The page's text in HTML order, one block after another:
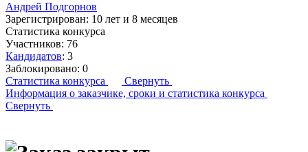
Андрей Подгорнов
Зарегистрирован: 10 лет и 8 месяцев
Статистика конкурса
Участников: 76
Кандидатов: 3
Заблокировано: 0
Статистика конкурса
Свернуть
Информация о заказчике, сроки и статистика конкурса
Свернуть